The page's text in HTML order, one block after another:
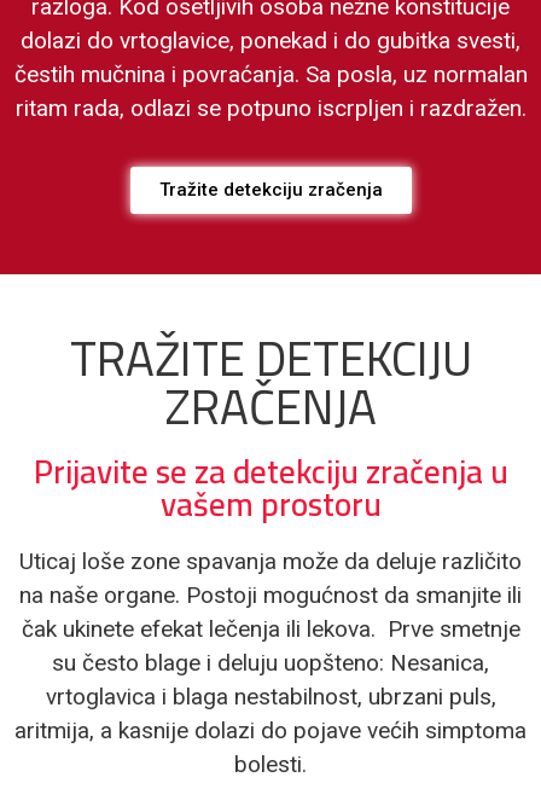
razloga. Kod osetljivih osoba nežne konstitucije
dolazi do vrtoglavice, ponekad i do gubitka svesti,
čestih mučnina i povraćanja. Sa posla, uz normalan
ritam rada, odlazi se potpuno iscrpljen i razdražen.
Tražite detekciju zračenja
TRAŽITE DETEKCIJU
ZRAČENJA
Prijavite se za detekciju zračenja u
vašem prostoru
Uticaj loše zone spavanja može da deluje različito
na naše organe. Postoji mogućnost da smanjite ili
čak ukinete efekat lečenja ili lekova. Prve smetnje
su često blage i deluju uopšteno: Nesanica,
vrtoglavica i blaga nestabilnost, ubrzani puls,
aritmija, a kasnije dolazi do pojave većih simptoma
bolesti.